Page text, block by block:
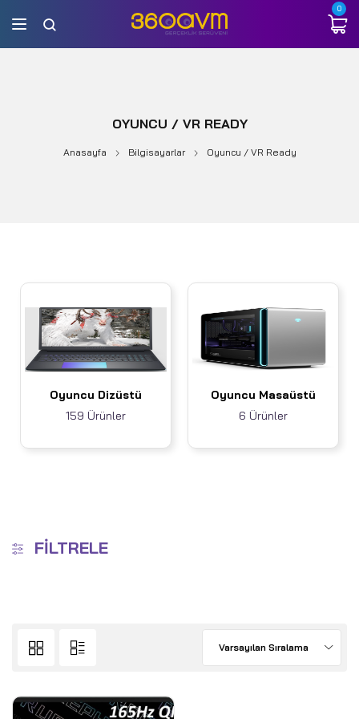
0
OYUNCU / VR READY
Anasayfa Bilgisayarlar Oyuncu / VR Ready
Oyuncu Dizüstü
159 Ürünler
Oyuncu Masaüstü
6 Ürünler
FILTRELE
Varsayılan Sıralama